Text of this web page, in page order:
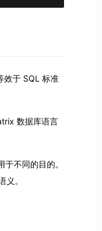
效于 SQL 标准
数据库语言
不同的目的。
义。